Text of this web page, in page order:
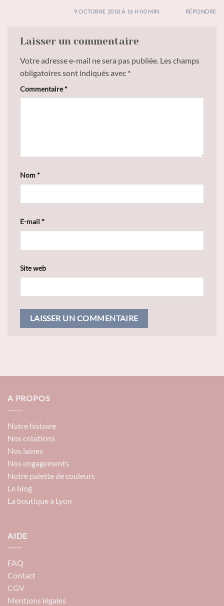
9 OCTOBRE 2018 À 16 H 00 MIN RÉPONDRE
Laisser un commentaire
Votre adresse e-mail ne sera pas publiée. Les champs
obligatoires sont indiqués avec *
Commentaire*
Nom*
E-mail *
Site web
A PROPOS
Notre histoire
Nos créations
Nos laines
Nos engagements
Notre palette de couleurs
Le blog
La boutique à Lyon
AIDE
FAQ
Contact
CGV
Mentions légales